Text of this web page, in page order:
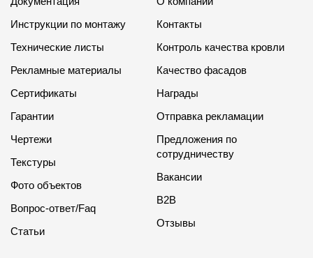
Инструкции по монтажу
Технические листы
Рекламные материалы
Сертификаты
Гарантии
Чертежи
Текстуры
Фото объектов
Вопрос-ответ/Faq
Статьи
Контакты
Контроль качества кровли
Качество фасадов
Награды
Отправка рекламации
Предложения по
сотрудничеству
Вакансии
B2B
Отзывы